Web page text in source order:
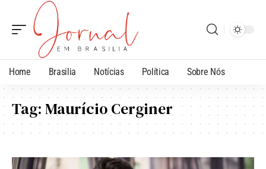
Home Brasilia Notícias Política Sobre Nós
Tag:Maurício Cerginer